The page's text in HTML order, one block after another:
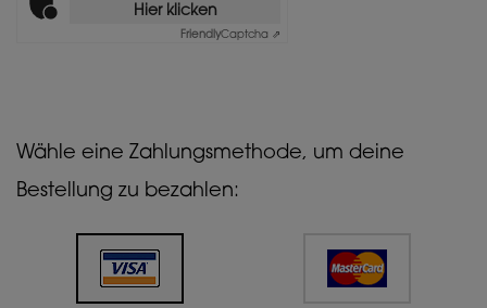
Hier klicken
FriendlyCaptcha ⇗
Wähle eine Zahlungsmethode, um deine
Bestellung zu bezahlen: